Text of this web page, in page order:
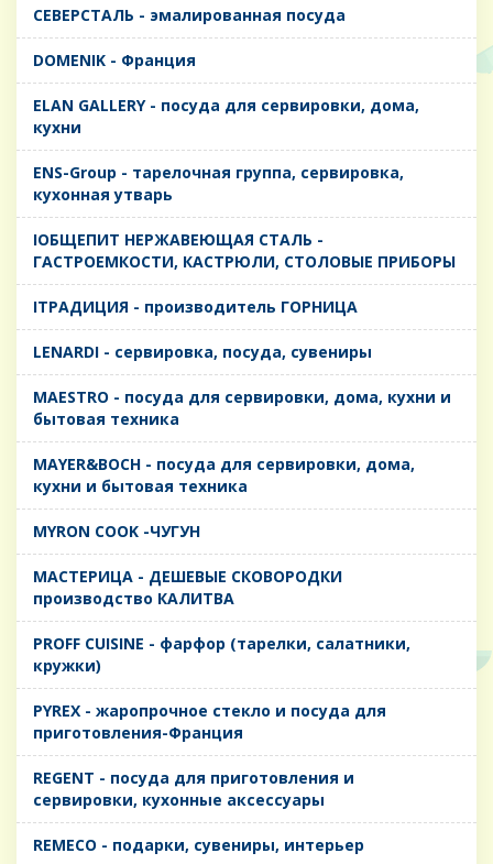
CЕВЕРСТАЛЬ - эмалированная посуда
DOMENIK - Франция
ELAN GALLERY - посуда для сервировки, дома,
кухни
ENS-Group - тарелочная группа, сервировка,
кухонная утварь
IОБЩЕПИТ НЕРЖАВЕЮЩАЯ СТАЛЬ -
ГАСТРОЕМКОСТИ, КАСТРЮЛИ, СТОЛОВЫЕ ПРИБОРЫ
IТРАДИЦИЯ - производитель ГОРНИЦА
LENARDI - сервировка, посуда, сувениры
MAESTRO - посуда для сервировки, дома, кухни и
бытовая техника
MAYER&BOCH - посуда для сервировки, дома,
кухни и бытовая техника
MYRON COOK -ЧУГУН
MАСТЕРИЦА - ДЕШЕВЫЕ СКОВОРОДКИ
производство КАЛИТВА
PROFF CUISINE - фарфор (тарелки, салатники,
кружки)
PYREX - жаропрочное стекло и посуда для
приготовления-Франция
REGENT - посуда для приготовления и
сервировки, кухонные аксессуары
REMECO - подарки, сувениры, интерьер